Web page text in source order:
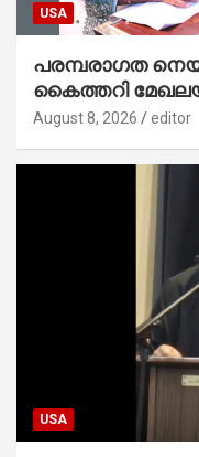
USA
പരമ്പരാഗത
കൈത്തറി
സാധ്യമാക്കും :
August 8, 2026 editor
USA